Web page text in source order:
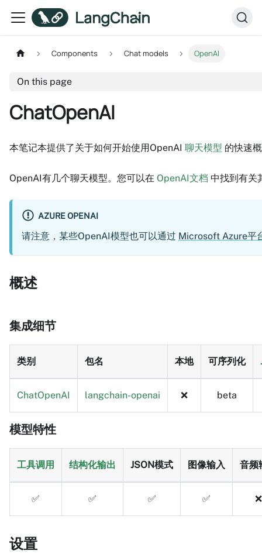
Components Chat models OpenAI
On this page
ChatOpenAI
本笔记本提供了关于如何开始使用OpenAI 聊天模型 的快速
OpenAI有几个聊天模型。您可以在 OpenAI文档 中找到有关
AZURE OPENAI
请注意，某些OpenAI模型也可以通过 Microsoft Azure平
概述
集成细节
类别 包名 本地 可序列化
ChatOpenAI langchain-openai ❌ beta
模型特性
工具调用 结构化输出 JSON模式 图像输入 音频
✅ ✅ ✅ ✅ ❌
设置